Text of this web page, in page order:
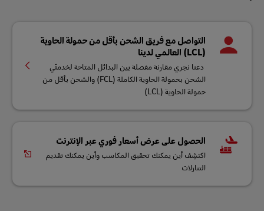
التواصل مع فريق الشحن بأقل من حمولة الحاوية
(LCL) العالمي لدينا
دعنا نجري مقارنة مفصلة بين البدائل المتاحة لخدمتَي
الشحن بحمولة الحاوية الكاملة (FCL) والشحن بأقل من
حمولة الحاوية (LCL)
الحصول على عرض أسعار فوري عبر الإنترنت
اكتشِف أين يمكنك تحقيق المكاسب وأين يمكنك تقديم
التنازلات